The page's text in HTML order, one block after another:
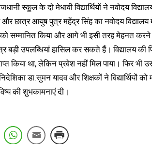
स्कूल के दो मेधावी विद्यार्थियों ने नवोदय
और छात्र आयुष पुत्र महेंद्र सिंह का नवोदय
को सम्मानित किया और आगे भी इसी तरह मेहनत
बड़ी उपलब्धियां हासिल कर सकते हैं। विद्यालय
किया था, लेकिन प्रवेश नहीं मिल पाया। फिर
डा.सुमन यादव और शिक्षकों ने विद्यार्थियों
की शुभकामनाएं दी।